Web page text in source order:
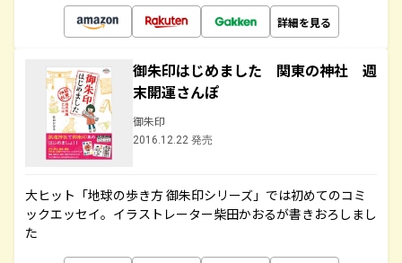
詳細を見る
御朱印はじめました 関東の神社 週
末開運さんぽ
御朱印
2016.12.22 発売
大ヒット「地球の歩き方 御朱印シリーズ」では初めてのコミ
ックエッセイ。イラストレーター柴田かおるが書きおろしまし
た